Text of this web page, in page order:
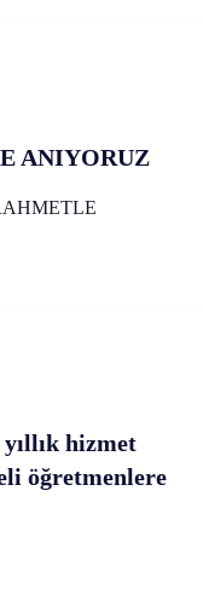
ANIYORUZ
hizmet
öğretmenlere